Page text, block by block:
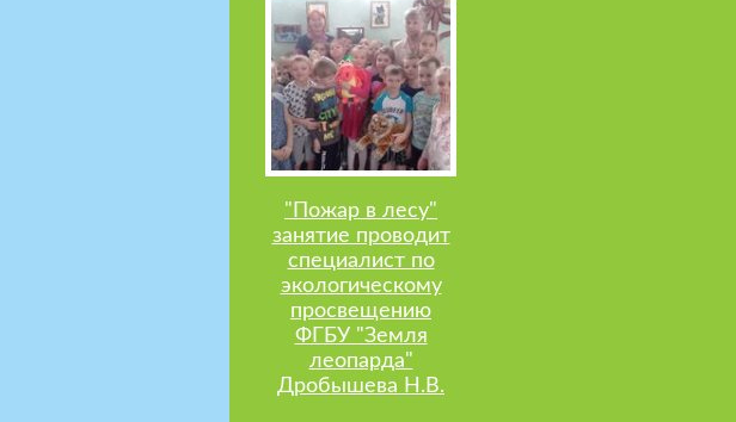
"Пожар в лесу"
занятие проводит
специалист по
экологическому
просвещению
ФГБУ "Земля
леопарда"
Дробышева Н.В.